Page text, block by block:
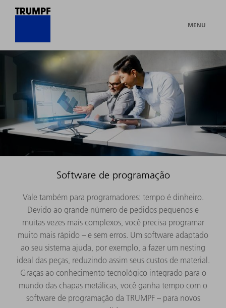
MENU
Software de programação
Vale também para programadores: tempo é dinheiro.
Devido ao grande número de pedidos pequenos e
muitas vezes mais complexos, você precisa programar
muito mais rápido – e sem erros. Um software adaptado
ao seu sistema ajuda, por exemplo, a fazer um nesting
ideal das peças, reduzindo assim seus custos de material.
Graças ao conhecimento tecnológico integrado para o
mundo das chapas metálicas, você ganha tempo com o
software de programação da TRUMPF – para novos